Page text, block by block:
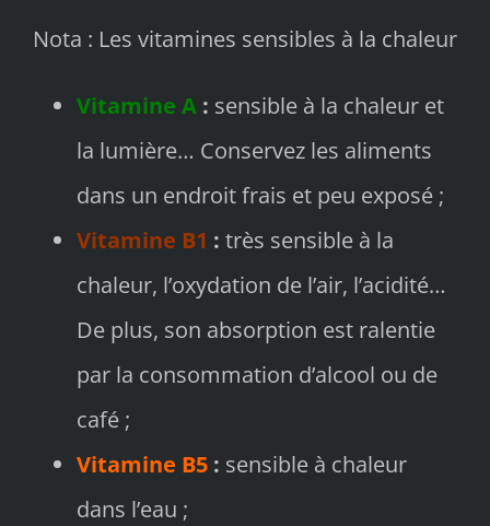
Nota : Les vitamines sensibles à la chaleur
Vitamine A : sensible à la chaleur et
la lumière… Conservez les aliments
dans un endroit frais et peu exposé ;
Vitamine B1 : très sensible à la
chaleur, l’oxydation de l’air, l’acidité…
De plus, son absorption est ralentie
par la consommation d’alcool ou de
café ;
Vitamine B5 : sensible à chaleur
dans l’eau ;